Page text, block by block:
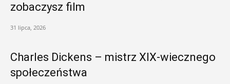
zobaczysz film
31 lipca, 2026
Charles Dickens – mistrz XIX-wiecznego
społeczeństwa